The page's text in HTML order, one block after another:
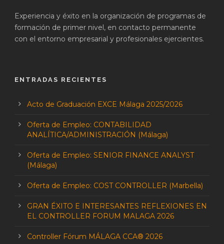
Experiencia y éxito en la organización de programas de
formación de primer nivel, en contacto permanente
con el entorno empresarial y profesionales ejercientes.
ENTRADAS RECIENTES
Acto de Graduación EXCE Málaga 2025/2026
Oferta de Empleo: CONTABILIDAD
ANALÍTICA/ADMINISTRACIÓN (Málaga)
Oferta de Empleo: SENIOR FINANCE ANALYST
(Málaga)
Oferta de Empleo: COST CONTROLLER (Marbella)
GRAN ÉXITO E INTERESANTES REFLEXIONES EN
EL CONTROLLER FORUM MALAGA 2026
Controller Fórum MÁLAGA CCA® 2026